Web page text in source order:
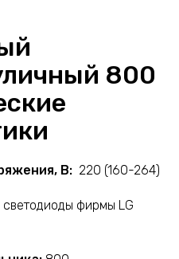
800
В: 220 (160-264)
фирмы LG